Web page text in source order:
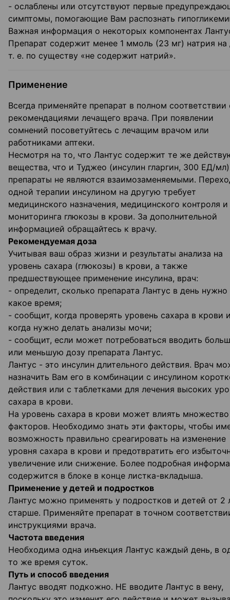
- ослаблены или отсутствуют первые
симптомы, помогающие Вам распознать
Важная информация о некоторых компонентах
Препарат содержит менее 1 ммоль (23 мг) натрия на
т. е. по существу «не содержит натрий».
Применение
Всегда применяйте препарат в полном соответствии
рекомендациями лечащего врача. При появлении
сомнений посоветуйтесь с лечащим врачом или
работниками аптеки.
Несмотря на то, что Лантус содержит те же
вещества, что и Туджео (инсулин гларгин, 300 ЕД/
препараты не являются взаимозаменяемыми.
одной терапии инсулином на другую требует
медицинского назначения, медицинского контроля и
мониторинга глюкозы в крови. За дополнительной
информацией обращайтесь к врачу.
Рекомендуемая доза
Учитывая ваш образ жизни и результаты анализа на
уровень сахара (глюкозы) в крови, а также
предшествующее применение инсулина, врач:
- определит, сколько препарата Лантус в день нужно
какое время;
- сообщит, когда проверять уровень сахара в крови
когда нужно делать анализы мочи;
- сообщит, если может потребоваться вводить
или меньшую дозу препарата Лантус.
Лантус - это инсулин длительного действия. Врач
назначить Вам его в комбинации с инсулином
действия или с таблетками для лечения высоких
сахара в крови.
На уровень сахара в крови может влиять множество
факторов. Необходимо знать эти факторы, чтобы
возможность правильно среагировать на изменение
уровня сахара в крови и предотвратить его
увеличение или снижение. Более подробная
содержится в блоке в конце листка-вкладыша.
Применение у детей и подростков
Лантус можно применять у подростков и детей от 2
старше. Применяйте препарат в точном
инструкциями врача.
Частота введения
Необходима одна инъекция Лантус каждый день, в
то же время суток.
Путь и способ введения
Лантус вводят подкожно. НЕ вводите Лантус в вену,